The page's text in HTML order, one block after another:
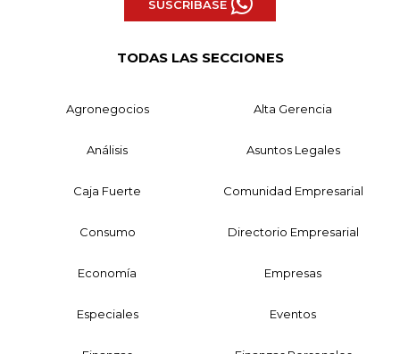
SUSCRÍBASE
TODAS LAS SECCIONES
Agronegocios Alta Gerencia
Análisis Asuntos Legales
Caja Fuerte Comunidad Empresarial
Consumo Directorio Empresarial
Economía Empresas
Especiales Eventos